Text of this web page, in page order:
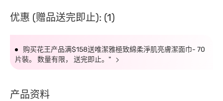
优惠 (赠品送完即止): (1)
购买花王产品满$158送唯潔雅極致綿柔淨肌亮膚潔面巾- 70
片裝。 数量有限， 送完即止。"
产品资料